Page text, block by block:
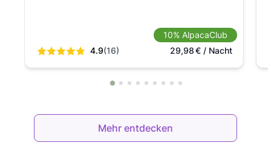
4.9(16)
10% AlpacaClub
29,98€/ Nacht
Mehr entdecken